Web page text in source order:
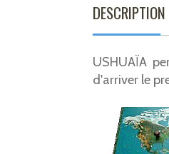
DESCRIPTION
USHUAÏA
d'arriver le